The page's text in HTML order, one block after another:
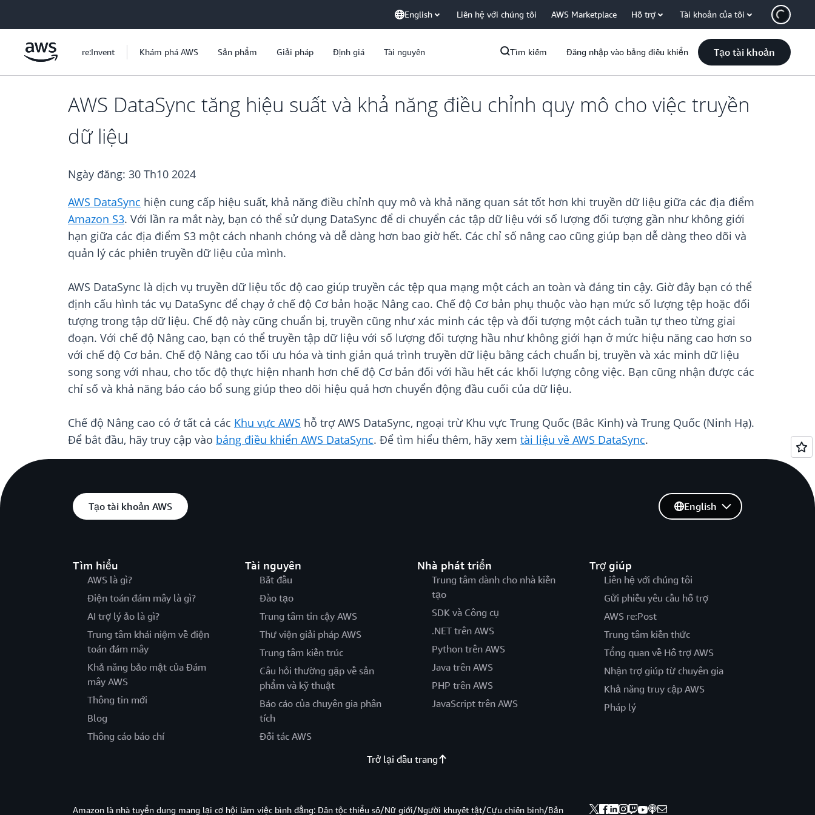
English Liên hệ với chúng tôi AWS Marketplace Hỗ trợ Tài khoản của tôi
re:Invent Khám phá AWS Sản phẩm Giải pháp Định giá Tài nguyên Tìm kiếm Đăng nhập vào bảng điều khiển Tạo tài khoản
AWS DataSync tăng hiệu suất và khả năng điều chỉnh quy mô cho việc truyền
dữ liệu
Ngày đăng: 30 Th10 2024
AWS DataSync hiện cung cấp hiệu suất, khả năng điều chỉnh quy mô và khả năng quan sát tốt hơn khi truyền dữ liệu giữa các địa điểm
Amazon S3. Với lần ra mắt này, bạn có thể sử dụng DataSync để di chuyển các tập dữ liệu với số lượng đối tượng gần như không giới
hạn giữa các địa điểm S3 một cách nhanh chóng và dễ dàng hơn bao giờ hết. Các chỉ số nâng cao cũng giúp bạn dễ dàng theo dõi và
quản lý các phiên truyền dữ liệu của mình.
AWS DataSync là dịch vụ truyền dữ liệu tốc độ cao giúp truyền các tệp qua mạng một cách an toàn và đáng tin cậy. Giờ đây bạn có thể
định cấu hình tác vụ DataSync để chạy ở chế độ Cơ bản hoặc Nâng cao. Chế độ Cơ bản phụ thuộc vào hạn mức số lượng tệp hoặc đối
tượng trong tập dữ liệu. Chế độ này cũng chuẩn bị, truyền cũng như xác minh các tệp và đối tượng một cách tuần tự theo từng giai
đoạn. Với chế độ Nâng cao, bạn có thể truyền tập dữ liệu với số lượng đối tượng hầu như không giới hạn ở mức hiệu năng cao hơn so
với chế độ Cơ bản. Chế độ Nâng cao tối ưu hóa và tinh giản quá trình truyền dữ liệu bằng cách chuẩn bị, truyền và xác minh dữ liệu
song song với nhau, cho tốc độ thực hiện nhanh hơn chế độ Cơ bản đối với hầu hết các khối lượng công việc. Bạn cũng nhận được các
chỉ số và khả năng báo cáo bổ sung giúp theo dõi hiệu quả hơn chuyển động đầu cuối của dữ liệu.
Chế độ Nâng cao có ở tất cả các Khu vực AWS hỗ trợ AWS DataSync, ngoại trừ Khu vực Trung Quốc (Bắc Kinh) và Trung Quốc (Ninh Hạ).
Để bắt đầu, hãy truy cập vào bảng điều khiển AWS DataSync. Để tìm hiểu thêm, hãy xem tài liệu về AWS DataSync.
Tạo tài khoản AWS
Tìm hiểu
AWS là gì?
Điện toán đám mây là gì?
AI trợ lý ảo là gì?
Trung tâm khái niệm về điện
toán đám mây
Khả năng bảo mật của Đám
mây AWS
Thông tin mới
Blog
Thông cáo báo chí
Tài nguyên
Bắt đầu
Đào tạo
Trung tâm tin cậy AWS
Thư viện giải pháp AWS
Trung tâm kiến trúc
Câu hỏi thường gặp về sản
phẩm và kỹ thuật
Báo cáo của chuyên gia phân
tích
Đối tác AWS
Nhà phát triển
Trung tâm dành cho nhà kiến
tạo
SDK và Công cụ
.NET trên AWS
Python trên AWS
Java trên AWS
PHP trên AWS
JavaScript trên AWS
Trợ giúp
Liên hệ với chúng tôi
Gửi phiếu yêu cầu hỗ trợ
AWS re:Post
Trung tâm kiến thức
Tổng quan về Hỗ trợ AWS
Nhận trợ giúp từ chuyên gia
Khả năng truy cập AWS
Pháp lý
English
Trở lại đầu trang
Amazon là nhà tuyển dung mang lại cơ hội làm việc bình đẳng: Dân tộc thiểu số/Nữ giới/Người khuyết tật/Cựu chiến binh/Bản